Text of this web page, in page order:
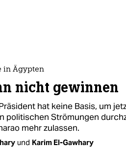
in Ägypten
nicht gewinnen
hat keine Basis, um
politischen Strömungen
mehr zulassen.
und Karim El-Gawhary